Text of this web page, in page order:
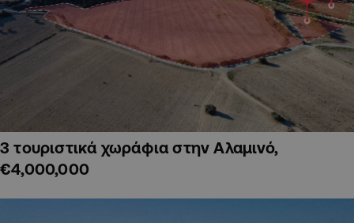
3 τουριστικά χωράφια στην Αλαμινό,
€4,000,000